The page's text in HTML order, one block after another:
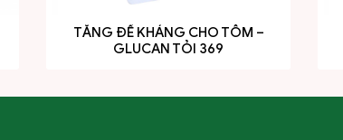
TĂNG ĐỀ KHÁNG CHO TÔM –
GLUCAN TỎI 369